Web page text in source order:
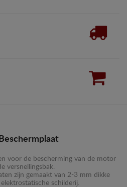
voor de bescherming van de motor
versnellingsbak.
zijn gemaakt van 2-3 mm dikke
schilderij.